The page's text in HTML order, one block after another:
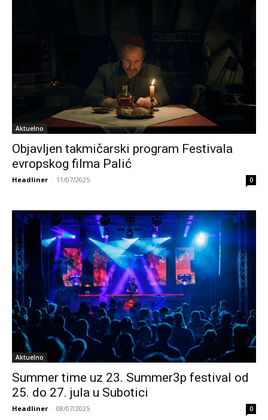
Aktuelno
Objavljen takmičarski program Festivala
evropskog filma Palić
Headliner - 11/07/2025 0
Aktuelno
Summer time uz 23. Summer3p festival od
25. do 27. jula u Subotici
Headliner - 08/07/2025 0